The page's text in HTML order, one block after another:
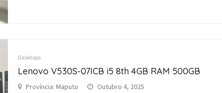
Desktops
Lenovo V530S-07ICB i5 8th 4GB RAM 500GB
Província: Maputo Outubro 4, 2025